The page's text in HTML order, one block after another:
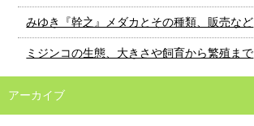
みゆき『幹之』メダカとその種類、販売など
ミジンコの生態、大きさや飼育から繁殖まで
アーカイブ